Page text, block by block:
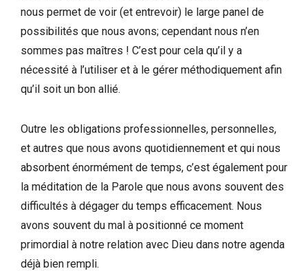
nous permet de voir (et entrevoir) le large panel de
possibilités que nous avons; cependant nous n’en
sommes pas maîtres ! C’est pour cela qu’il y a
nécessité à l’utiliser et à le gérer méthodiquement afin
qu’il soit un bon allié.
Outre les obligations professionnelles, personnelles,
et autres que nous avons quotidiennement et qui nous
absorbent énormément de temps, c’est également pour
la méditation de la Parole que nous avons souvent des
difficultés à dégager du temps efficacement. Nous
avons souvent du mal à positionné ce moment
primordial à notre relation avec Dieu dans notre agenda
déjà bien rempli.